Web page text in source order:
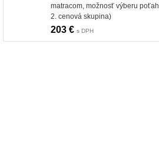
matracom, možnosť výberu
2. cenová skupina)
203 € s DPH